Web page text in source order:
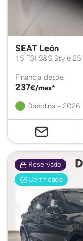
SEAT León
1.5 TSI S&S Style
Financia desde
237€/mes*
Gasolina • 2026
Reservado
Certificado